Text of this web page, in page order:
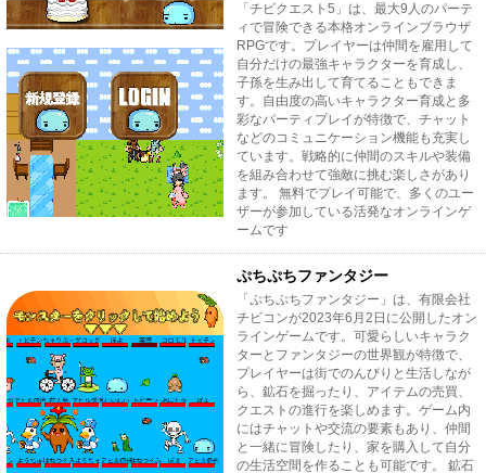
「チビクエスト5」は、最大9人のパーテ
ィで冒険できる本格オンラインブラウザ
RPGです。プレイヤーは仲間を雇用して
自分だけの最強キャラクターを育成し、
子孫を生み出して育てることもできま
す。自由度の高いキャラクター育成と多
彩なパーティプレイが特徴で、チャット
などのコミュニケーション機能も充実し
ています。戦略的に仲間のスキルや装備
を組み合わせて強敵に挑む楽しさがあり
ます。 無料でプレイ可能で、多くのユー
ザーが参加している活発なオンラインゲ
ームです
ぷちぷちファンタジー
「ぷちぷちファンタジー」は、有限会社
チビコンが2023年6月2日に公開したオン
ラインゲームです。可愛らしいキャラク
ターとファンタジーの世界観が特徴で、
プレイヤーは街でのんびりと生活しなが
ら、鉱石を掘ったり、アイテムの売買、
クエストの進行を楽しめます。ゲーム内
にはチャットや交流の要素もあり、仲間
と一緒に冒険したり、家を購入して自分
の生活空間を作ることも可能です。 鉱石